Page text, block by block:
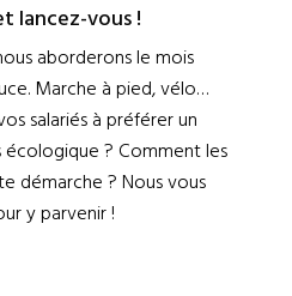
lancez-vous !
aborderons le mois
Marche à pied, vélo…
salariés à préférer un
? Comment les
démarche ? Nous vous
y parvenir !